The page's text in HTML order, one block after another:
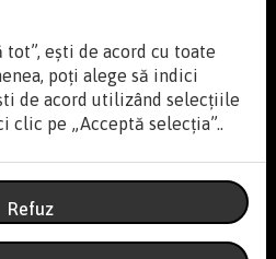
tot”, ești de acord cu toate
poți alege să indici
de acord utilizând selecțiile
clic pe „Acceptă selecția”..
Refuz